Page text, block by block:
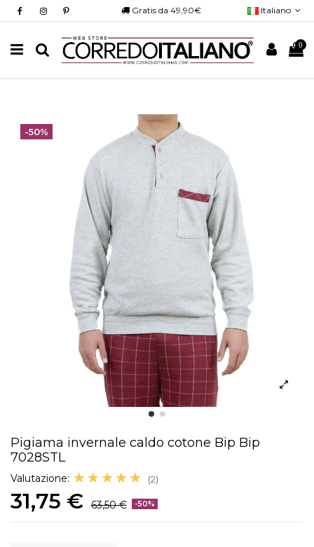
Gratis da 49,90€ Italiano
0
-50%
Pigiama invernale caldo cotone Bip Bip
7028STL
Valutazione: ☆☆☆☆☆
★★★★★ (2)
31,75 € 63,50 € -50%